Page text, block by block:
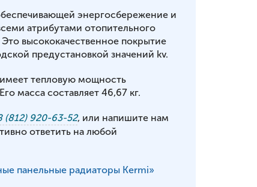
энергосбережение и
атрибутами отопительного
высококачественное покрытие
предустановкой значений kv.
тепловую мощность
масса составляет 46,67 кг.
(812) 920-63-52, или напишите нам
ответить на любой
панельные радиаторы Kermi»